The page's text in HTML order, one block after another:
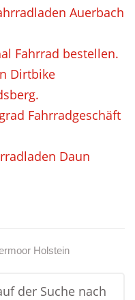
Auerbach
Fahrrad bestellen.
Dirtbike
Fahrradgeschäft
Daun
Holstein
der Suche nach